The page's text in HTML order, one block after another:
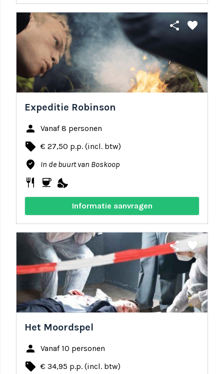
share favorite
Expeditie Robinson
person Vanaf 8 personen
local_offer € 27,50 p.p. (incl. btw)
where_to_vote In de buurt van Boskoop
restaurant coffee nights_stay
Informatie aanvragen
share favorite
Het Moordspel
person Vanaf 10 personen
local_offer € 34,95 p.p. (incl. btw)